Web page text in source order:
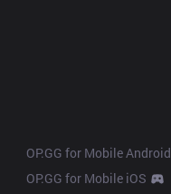
OP.GG for Mobile Android
OP.GG for Mobile iOS